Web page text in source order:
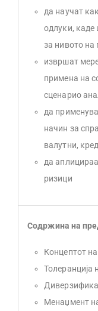
да научат
одлуки, каде
за нивото на
извршат
примена на
сценарио
да
начин за
валутни,
да
ризици
Содржина на
Концептот
Толеранција
Менаџмент